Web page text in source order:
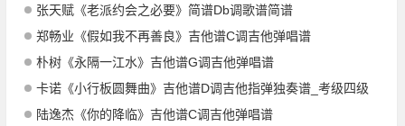
张天赋《老派约会之必要》简谱Db调歌谱简谱
郑畅业《假如我不再善良》吉他谱C调吉他弹唱谱
朴树《永隔一江水》吉他谱G调吉他弹唱谱
卡诺《小行板圆舞曲》吉他谱D调吉他指弹独奏谱_考级四级
陆逸杰《你的降临》吉他谱C调吉他弹唱谱